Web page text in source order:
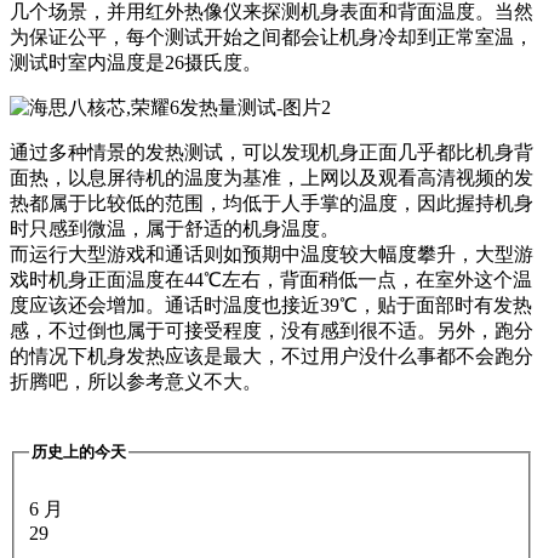
几个场景，并用红外热像仪来探测机身表面和背面温度。当然
为保证公平，每个测试开始之间都会让机身冷却到正常室温，
测试时室内温度是26摄氏度。
通过多种情景的发热测试，可以发现机身正面几乎都比机身背
面热，以息屏待机的温度为基准，上网以及观看高清视频的发
热都属于比较低的范围，均低于人手掌的温度，因此握持机身
时只感到微温，属于舒适的机身温度。
而运行大型游戏和通话则如预期中温度较大幅度攀升，大型游
戏时机身正面温度在44℃左右，背面稍低一点，在室外这个温
度应该还会增加。通话时温度也接近39℃，贴于面部时有发热
感，不过倒也属于可接受程度，没有感到很不适。另外，跑分
的情况下机身发热应该是最大，不过用户没什么事都不会跑分
折腾吧，所以参考意义不大。
历史上的今天
6 月
29